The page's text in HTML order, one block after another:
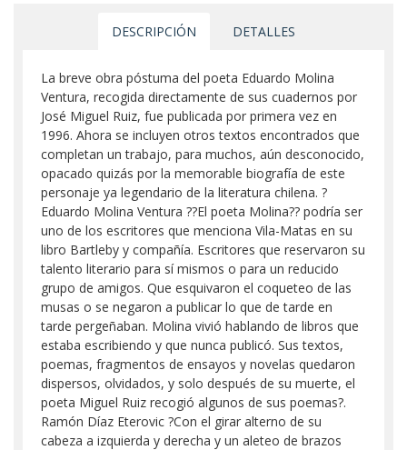
DESCRIPCIÓN DETALLES
La breve obra póstuma del poeta Eduardo Molina
Ventura, recogida directamente de sus cuadernos por
José Miguel Ruiz, fue publicada por primera vez en
1996. Ahora se incluyen otros textos encontrados que
completan un trabajo, para muchos, aún desconocido,
opacado quizás por la memorable biografía de este
personaje ya legendario de la literatura chilena. ?
Eduardo Molina Ventura ??El poeta Molina?? podría ser
uno de los escritores que menciona Vila-Matas en su
libro Bartleby y compañía. Escritores que reservaron su
talento literario para sí mismos o para un reducido
grupo de amigos. Que esquivaron el coqueteo de las
musas o se negaron a publicar lo que de tarde en
tarde pergeñaban. Molina vivió hablando de libros que
estaba escribiendo y que nunca publicó. Sus textos,
poemas, fragmentos de ensayos y novelas quedaron
dispersos, olvidados, y solo después de su muerte, el
poeta Miguel Ruiz recogió algunos de sus poemas?.
Ramón Díaz Eterovic ?Con el girar alterno de su
cabeza a izquierda y derecha y un aleteo de brazos